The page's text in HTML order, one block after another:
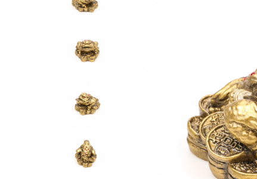
Decoratiuni cu peisaje de iarna
Magneti de Craciun
Jucarii din lemn
Tablouri personalizate
Diplome si Plachete